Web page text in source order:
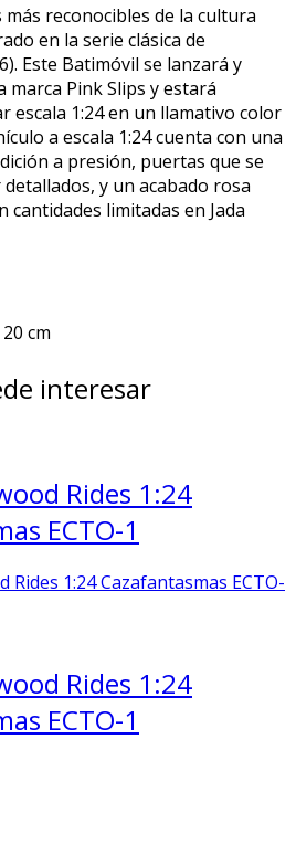
reconocibles de la cultura
en la serie clásica de
Este Batimóvil se lanzará y
Pink Slips y estará
escala 1:24 en un llamativo color
a escala 1:24 cuenta con una
a presión, puertas que se
y un acabado rosa
cantidades limitadas en Jada
cm
interesar
Rides 1:24
ECTO-1
Rides 1:24
ECTO-1